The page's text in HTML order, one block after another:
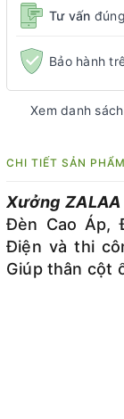
Tư vấn
Bảo hành
Xem danh
CHI TIẾT SẢN PHẨM
Xưởng
Đèn Cao Áp,
Điện và thi
Giúp thân cột